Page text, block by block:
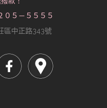
０５－５５５５
區中正路343號